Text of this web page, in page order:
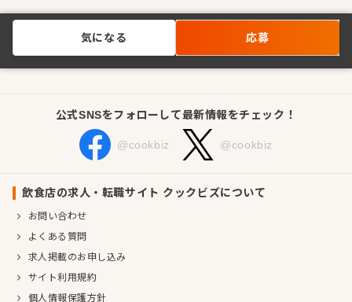
気になる 応募
公式SNSをフォローして最新情報をチェック！
@cookbiz @cookbiz
飲食店の求人・転職サイト クックビズについて
お問い合わせ
よくある質問
求人掲載のお申し込み
サイト利用規約
個人情報保護方針